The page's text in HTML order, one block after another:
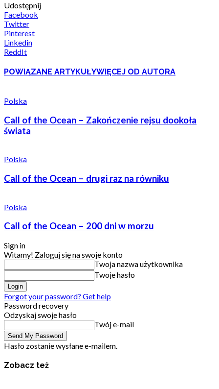
Udostępnij
Facebook
Twitter
Pinterest
Linkedin
ReddIt
POWIĄZANE ARTYKUŁYWIĘCEJ OD AUTORA
Polska
Call of the Ocean – Zakończenie rejsu dookoła
świata
Polska
Call of the Ocean – drugi raz na równiku
Polska
Call of the Ocean – 200 dni w morzu
Sign in
Witamy! Zaloguj się na swoje konto
Twoja nazwa użytkownika
Twoje hasło
Forgot your password? Get help
Password recovery
Odzyskaj swoje hasło
Twój e-mail
Hasło zostanie wysłane e-mailem.
Zobacz też